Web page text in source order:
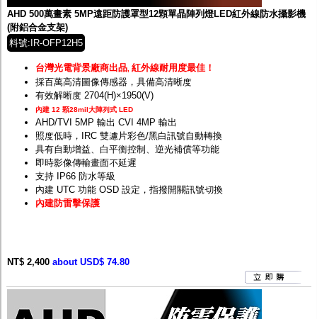
AHD 500萬畫素 5MP遠距防護罩型12顆單晶陣列燈LED紅外線防水攝影機
(附鋁合金支架)
料號:IR-OFP12H5
台灣光電背景廠商出品 紅外線耐用度最佳！
採百萬高清圖像傳感器，具備高清晰度
有效解晰度 2704(H)×1950(V)
內建 12 顆28mil大陣列式 LED
AHD/TVI 5MP 輸出 CVI 4MP 輸出
照度低時，IRC 雙濾片彩色/黑白訊號自動轉換
具有自動增益、白平衡控制、逆光補償等功能
即時影像傳輸畫面不延遲
支持 IP66 防水等級
內建 UTC 功能 OSD 設定，指撥開關訊號切換
內建防雷擊保護
NT$ 2,400 about USD$ 74.80